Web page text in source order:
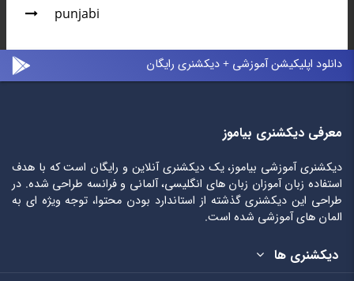
punjabi
دانلود اپلیکیشن آموزشی + دیکشنری رایگان
معرفی دیکشنری بیاموز
دیکشنری آموزشی بیاموز، یک دیکشنری آنلاین و رایگان است که با هدف
استفاده زبان آموزان زبان های انگلیسی، آلمانی و فرانسه طراحی شده. در
طراحی این دیکشنری گذشته از استاندارد بودن محتوا، توجه ویژه ای به
المان های آموزشی شده است.
دیکشنری ها